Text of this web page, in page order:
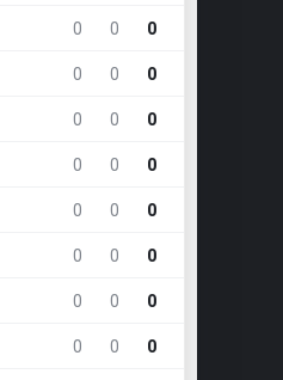
0 0 0
0 0 0
0 0 0
0 0 0
0 0 0
0 0 0
0 0 0
0 0 0